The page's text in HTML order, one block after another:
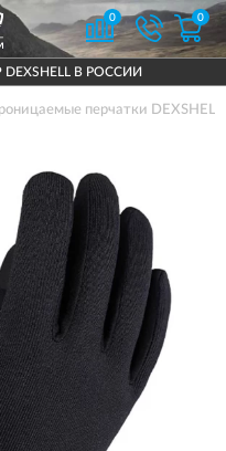
0 0
DEXSHELL В РОССИИ
перчатки